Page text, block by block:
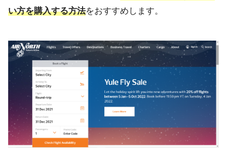
い方を購入する方法をおすすめします。